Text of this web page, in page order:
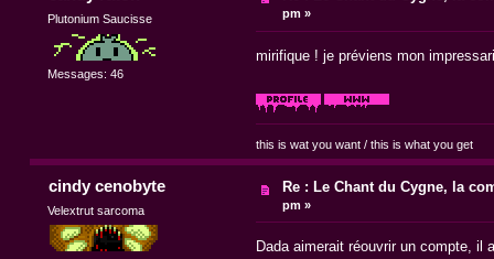
Plutonium Saucisse
Messages: 46
pm »
mirifique ! je préviens mon
this is wat you want / this is what you get
cindy cenobyte
Velextrut sarcoma
Re : Le Chant du Cygne, la
pm »
Dada aimerait réouvrir un compte,